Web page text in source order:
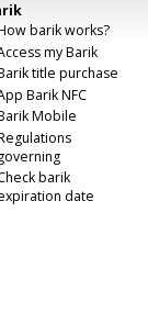
barik works?
my Barik
title purchase
Barik NFC
Mobile
governing
barik
date